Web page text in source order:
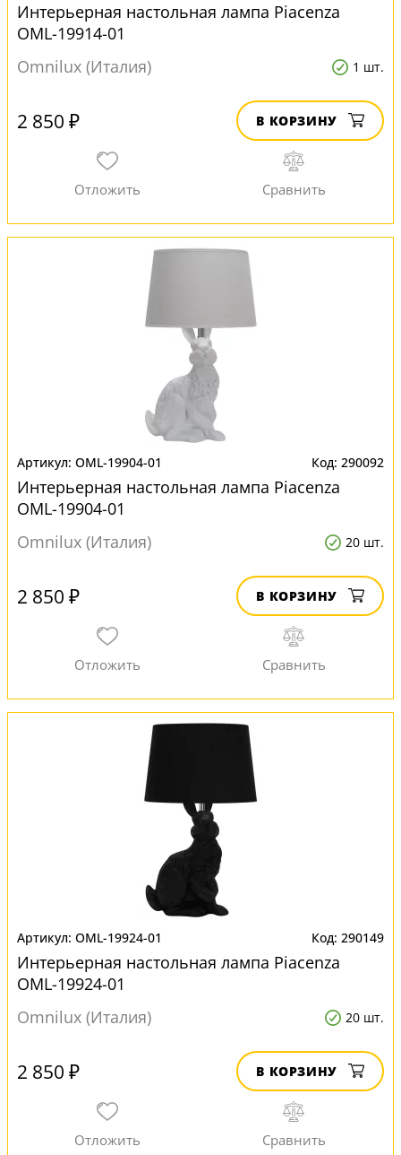
Интерьерная настольная лампа Piacenza
OML-19914-01
Omnilux (Италия)
1 шт.
2 850 ₽ В КОРЗИНУ
OML-19904-01 290092
Интерьерная настольная лампа Piacenza
OML-19904-01
Omnilux (Италия)
20 шт.
2 850 ₽ В КОРЗИНУ
OML-19924-01 290149
Интерьерная настольная лампа Piacenza
OML-19924-01
Omnilux (Италия)
20 шт.
2 850 ₽ В КОРЗИНУ